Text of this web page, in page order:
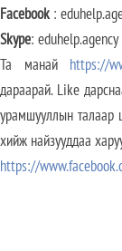
Facebook:
Skype: eduhelp.agency
Та манай https://
дараарай. Like
урамшууллын талаар
хийж найзууддаа
https://